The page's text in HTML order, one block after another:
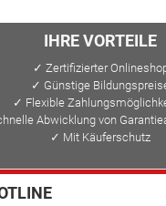
IHRE VORTEILE
✓ Zertifizierter
✓ Günstige
✓ Flexible
Abwicklung von
✓ Mit Käuferschutz